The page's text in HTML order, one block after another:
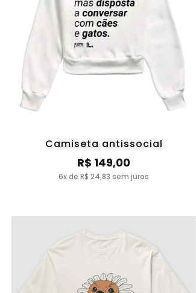
Camiseta antissocial
R$ 149,00
6x de R$ 24,83 sem juros